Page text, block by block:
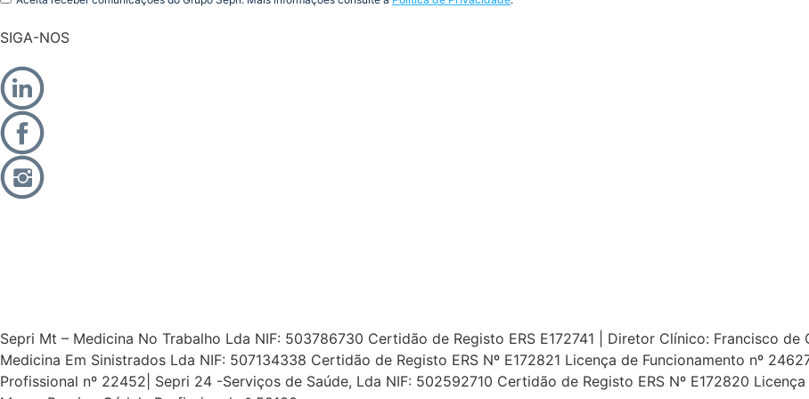
SIGA-NOS
Sepri Mt – Medicina No Trabalho Lda NIF: 503786730 Certidão de Registo ERS E172741 | Diretor Clínico: Francisco
Medicina Em Sinistrados Lda NIF: 507134338 Certidão de Registo ERS Nº E172821 Licença de Funcionamento nº
Profissional nº 22452| Sepri 24 -Serviços de Saúde, Lda NIF: 502592710 Certidão de Registo ERS Nº E172820